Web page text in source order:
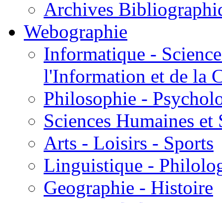
Archives
Webographie
Informatique -
l'Information et de la
Philosophie -
Sciences Humaines et
Arts - Loisirs - Sports
Linguistique -
Geographie - Histoire